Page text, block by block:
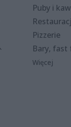
Puby i
Pizzerie
Bary, fast
Więcej